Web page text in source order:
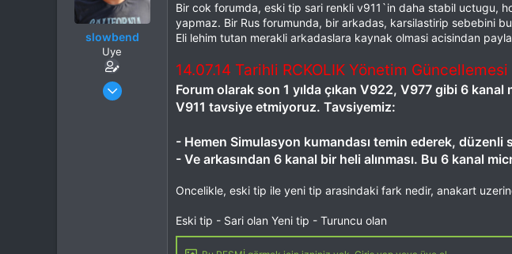
slowbend
Uye
Mesajlar
Bir cok forumda, eski tip sari renkli v911`in daha stabil uctugu,
yapmaz. Bir Rus forumunda, bir arkadas, karsilastirip sebebini
Eli lehim tutan merakli arkadaslara kaynak olmasi acisindan
14.07.14 Tarihli RCKOLIK Yönetim Güncellemesi
Forum olarak son 1 yılda çıkan V922, V977 gibi 6
V911 tavsiye etmiyoruz. Tavsiyemiz:
- Hemen Simulasyon kumandası temin ederek, düzenli
- Ve arkasından 6 kanal bir heli alınması. Bu 6 kanal
Oncelikle, eski tip ile yeni tip arasindaki fark nedir, anakart
Eski tip - Sari olan Yeni tip - Turuncu olan